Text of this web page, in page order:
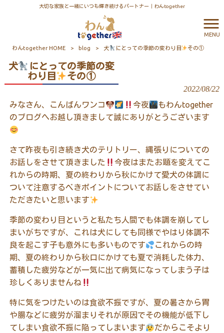
大切な家族と一緒にいつも輝き続けるパートナー｜わんtogether
MENU
わんtogether HOME > blog > 犬 にとっての季節の変わり目 その①
犬
にとっての季節の変
わり目
その①
2022/08/22
みなさん、こんばんワンコ 今夜 もわんtogether
のブログへお越し頂きまして誠にありがとうございます
さて昨夜も引き続き犬のテリトリー、縄張りについての
お話しをさせて頂きました
今夜はまたお題を変えてこ
れからの時期、夏の終わりから秋にかけて愛犬の体調に
ついて注意するべきポイントについてお話しをさせてい
ただきたいと思います
季節の変わり目というと私たち人間でも体調を崩してし
まいがちですが、これは犬にしても同様でやはり体調不
良を起こす子も意外にも多いものです
これからの時
期、夏の終わりから秋口にかけても夏で消耗した体力、
蓄積した疲労などが一気に出て病気になってしまう子は
珍しくありませんね
特に気をつけたいのは食欲不振ですが、夏の暑さから胃
や腸などに疲労が溜まりそれが原因でその機能が低下し
てしまい食欲不振に陥ってしまいます
だからこそより